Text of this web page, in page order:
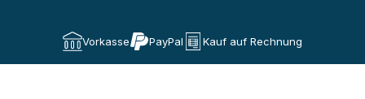
Vorkasse PayPal Kauf auf Rechnung